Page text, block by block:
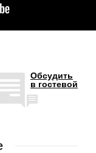
Обсудить
в гостевой